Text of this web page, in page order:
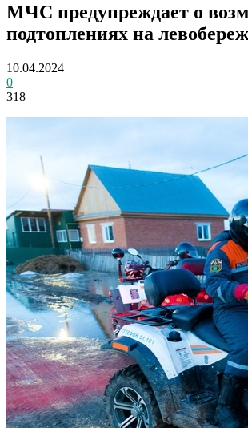
МЧС предупреждает о
подтоплениях на
10.04.2024
0
318